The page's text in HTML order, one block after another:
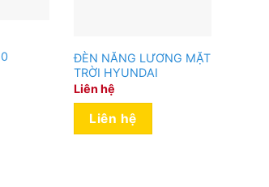
ĐÈN NĂNG LƯƠNG MẶT
TRỜI HYUNDAI
Liên hệ
Liên hệ